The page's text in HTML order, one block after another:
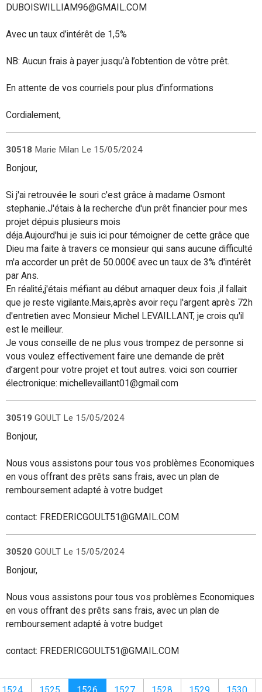
DUBOISWILLIAM96@GMAIL.COM
Avec un taux d’intérêt de 1,5%
NB: Aucun frais à payer jusqu’à l’obtention de vôtre prêt.
En attente de vos courriels pour plus d’informations
Cordialement,
30518 Marie Milan Le 15/05/2024
Bonjour,
Si j'ai retrouvée le souri c'est grâce à madame Osmont
stephanie.J'étais à la recherche d'un prêt financier pour mes
projet dépuis plusieurs mois
déja.Aujourd'hui je suis ici pour témoigner de cette grâce que
Dieu ma faite à travers ce monsieur qui sans aucune difficulté
m'a accorder un prêt de 50.000€ avec un taux de 3% d'intérêt
par Ans.
En réalité,j'étais méfiant au début arnaquer deux fois ,il fallait
que je reste vigilante.Mais,après avoir reçu l'argent après 72h
d'entretien avec Monsieur Michel LEVAILLANT, je crois qu'il
est le meilleur.
Je vous conseille de ne plus vous trompez de personne si
vous voulez effectivement faire une demande de prêt
d’argent pour votre projet et tout autres. voici son courrier
électronique: michellevaillant01@gmail.com
30519 GOULT Le 15/05/2024
Bonjour,
Nous vous assistons pour tous vos problèmes Economiques
en vous offrant des prêts sans frais, avec un plan de
remboursement adapté à votre budget
contact: FREDERICGOULT51@GMAIL.COM
30520 GOULT Le 15/05/2024
Bonjour,
Nous vous assistons pour tous vos problèmes Economiques
en vous offrant des prêts sans frais, avec un plan de
remboursement adapté à votre budget
contact: FREDERICGOULT51@GMAIL.COM